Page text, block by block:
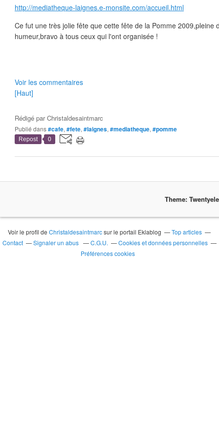
http://mediatheque-laignes.e-monsite.com/accueil.html
Ce fut une très jolie fête que cette fête de la Pomme 2009,pleine
humeur,bravo à tous ceux qui l'ont organisée !
Voir les commentaires
[Haut]
Rédigé parChristaldesaintmarc
Publié dans#cafe, #fete, #laignes, #mediatheque, #pomme
Repost 0
Theme:
Voir le profil deChristaldesaintmarcsur le portail Eklablog
Top articles
Contact
Signaler un abus C.G.U.
Cookies et données personnelles
Préférences cookies